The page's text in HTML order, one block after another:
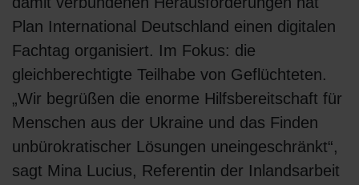
Plan International Deutschland einen digitalen
Fachtag organisiert. Im Fokus: die
gleichberechtigte Teilhabe von Geflüchteten.
„Wir begrüßen die enorme Hilfsbereitschaft für
Menschen aus der Ukraine und das Finden
unbürokratischer Lösungen uneingeschränkt“,
sagt Mina Lucius, Referentin der Inlandsarbeit